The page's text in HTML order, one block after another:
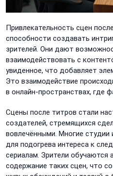
Привлекательность сцен
способности создавать
зрителей. Они дают
взаимодействовать с
увиденное, что добавляет
Это взаимодействие
в онлайн-пространствах, где
Сцены после титров стали
создателей, стремящихся
вовлечёнными. Многие
для подогрева интереса к
сериалам. Зрители обучаются
содержание таких сцен, что